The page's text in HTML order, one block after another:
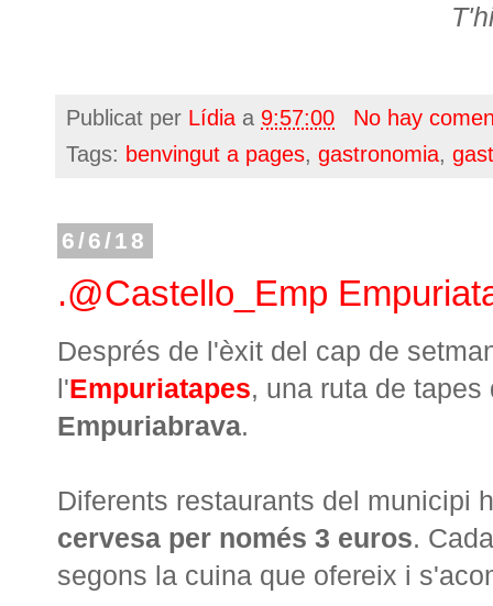
Publicat per Lídia a 9:57:00
No hay
Tags: benvingut a pages, gastronomia,
6/6/18
.@Castello_Emp
Després de l'èxit del cap de
l'Empuriatapes, una ruta de
Empuriabrava.
Diferents restaurants del municipi
cervesa per només 3 euros.
segons la cuina que ofereix i